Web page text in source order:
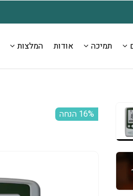
תמיכה אודות המלצות
‫16% הנחה